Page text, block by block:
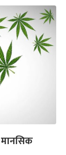
मानसिक